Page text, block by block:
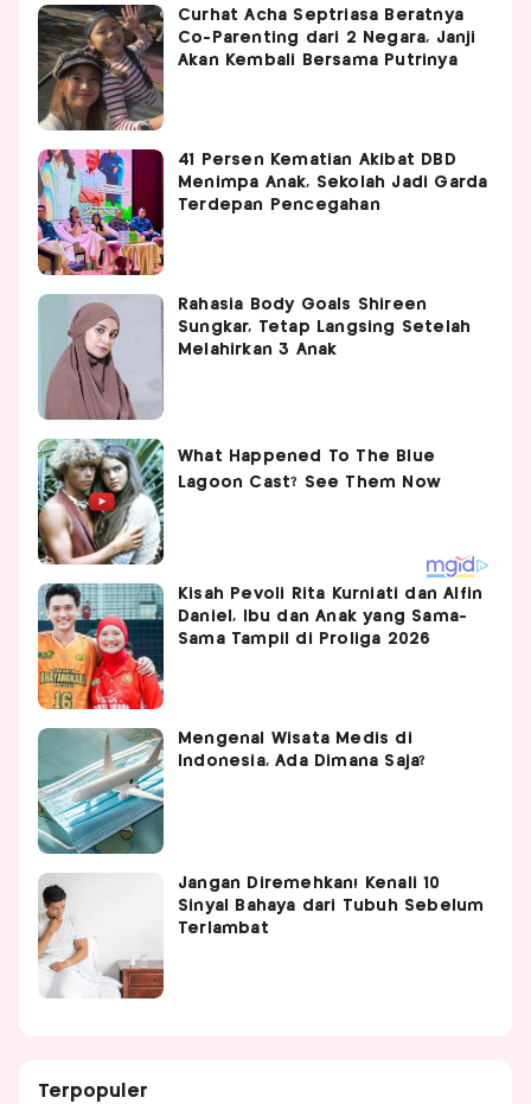
Curhat Acha Septriasa Beratnya
Co-Parenting dari 2 Negara, Janji
Akan Kembali Bersama Putrinya
41 Persen Kematian Akibat DBD
Menimpa Anak, Sekolah Jadi Garda
Terdepan Pencegahan
Rahasia Body Goals Shireen
Sungkar, Tetap Langsing Setelah
Melahirkan 3 Anak
Kisah Pevoli Rita Kurniati dan Alfin
Daniel, Ibu dan Anak yang Sama-
Sama Tampil di Proliga 2026
Mengenal Wisata Medis di
Indonesia, Ada Dimana Saja?
Jangan Diremehkan! Kenali 10
Sinyal Bahaya dari Tubuh Sebelum
Terlambat
Terpopuler